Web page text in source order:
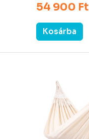
54 900 Ft
Kosárba